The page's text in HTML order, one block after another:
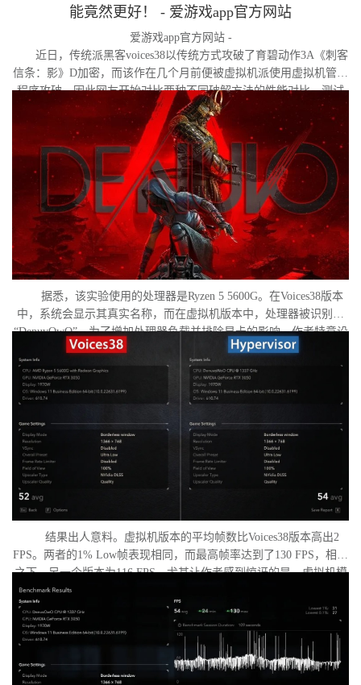
能竟然更好！ - 爱游戏app官方网站
爱游戏app官方网站 -
近日，传统派黑客voices38以传统方式攻破了育碧动作3A《刺客
信条：影》D加密，而该作在几个月前便被虚拟机派使用虚拟机管理
程序攻破。因此网友开始对比两种不同破解方法的性能对比。测试
作者决定验证，虚拟机管理程序是否真的会像许多玩家认为的那
样，导致明显的帧数下降。
据悉，该实验使用的处理器是Ryzen 5 5600G。在Voices38版本
中，系统会显示其真实名称，而在虚拟机版本中，处理器被识别为
“DenuvOwO”。为了增加处理器负载并排除显卡的影响，作者特意设
置了低分辨率，并将所有图形设置调至“极低”模式。两项测试均在相
同条件下进行：内存完整性和基于虚拟化的安全性（VBS）均已关
闭，并且两轮测试之间电脑甚至没有重启。
结果出人意料。虚拟机版本的平均帧数比Voices38版本高出2
FPS。两者的1% Low帧表现相同，而最高帧率达到了130 FPS，相比
之下，另一个版本为116 FPS。尤其让作者感到惊讶的是，虚拟机模
式下的优化竟如此之好。从理论上讲，额外的虚拟化层应该会给处
理器带来负担并降低性能，但实际上并没有发生这种情况。